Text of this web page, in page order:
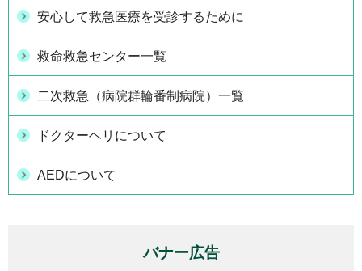
安心して救急医療を受診するために
救命救急センター一覧
二次救急（病院群輪番制病院）一覧
ドクターヘリについて
AEDについて
バナー広告